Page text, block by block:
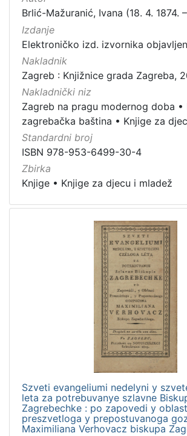
Brlić-Mažuranić, Ivana (18. 4. 1874.
Izdanje
Elektroničko izd. izvornika
Nakladnik
Zagreb : Knjižnice grada Zagreba,
Nakladnički niz
Zagreb na pragu modernog doba •
zagrebačka baština • Knjige za
Standardni broj
ISBN 978-953-6499-30-4
Zbirka
Knjige • Knjige za djecu i mladež
Szveti evangeliumi nedelyni y
leta za potrebuvanye szlavne
Zagrebechke : po zapovedi y
preszvetloga y prepostuvanoga
Maximiliana Verhovacz biskupa